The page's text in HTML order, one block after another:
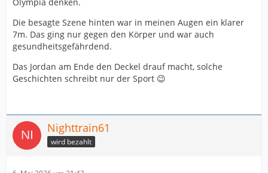
Die besagte Szene hinten war in meinen Augen ein klarer
7m. Das ging nur gegen den Körper und war auch
gesundheitsgefährdend.
Das Jordan am Ende den Deckel drauf macht, solche
Geschichten schreibt nur der Sport 😉
Nighttrain61
wird bezahlt